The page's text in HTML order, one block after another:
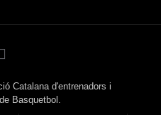
Catalana d'entrenadors i
Basquetbol.